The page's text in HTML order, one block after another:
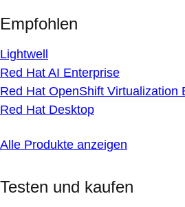
Empfohlen
Lightwell
Red Hat AI Enterprise
Red Hat OpenShift Virtualization
Red Hat Desktop
Alle Produkte anzeigen
Testen und kaufen